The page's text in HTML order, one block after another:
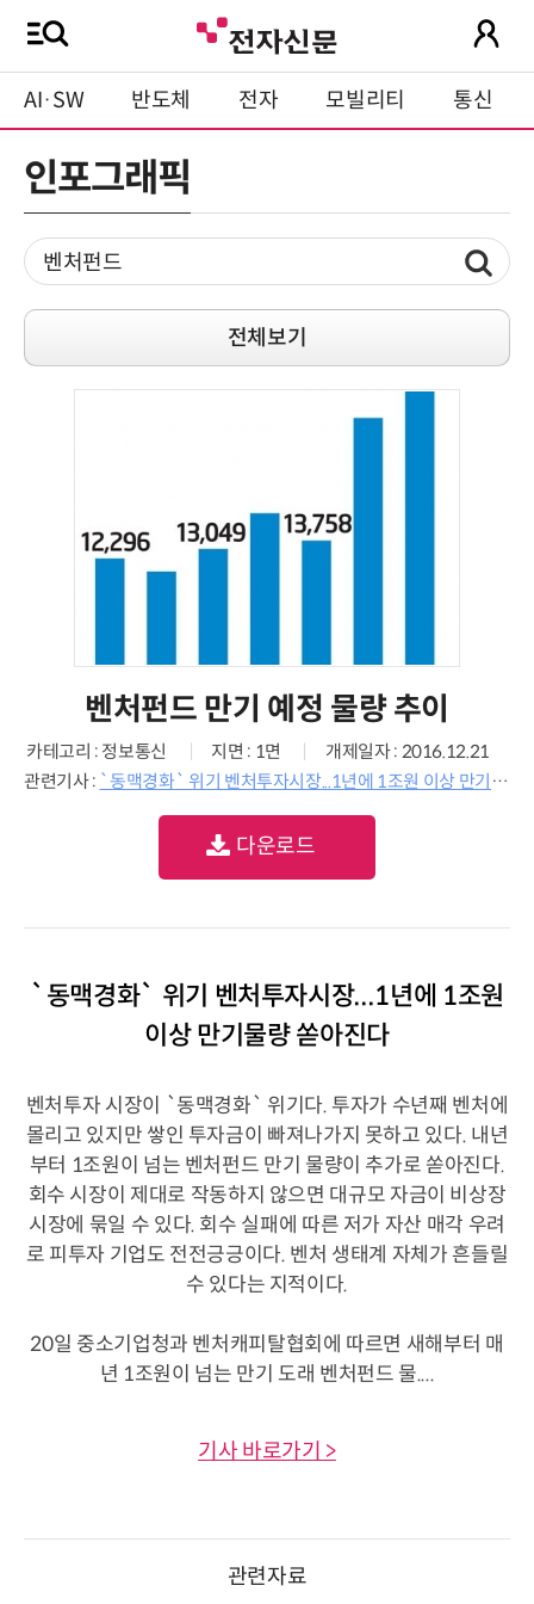
AI·SW 반도체 전자 모빌리티 통신
인포그래픽
전체보기
벤처펀드 만기 예정 물량 추이
카테고리 : 정보통신 지면 : 1면
개제일자 : 2016.12.21
관련기사 : `동맥경화` 위기 벤처투자시장...1년에 1조원 이상 만기물량 쏟아진다
다운로드
`동맥경화` 위기 벤처투자시장...1년에 1조원
이상 만기물량 쏟아진다
벤처투자 시장이 `동맥경화` 위기다. 투자가 수년째 벤처에
몰리고 있지만 쌓인 투자금이 빠져나가지 못하고 있다. 내년
부터 1조원이 넘는 벤처펀드 만기 물량이 추가로 쏟아진다.
회수 시장이 제대로 작동하지 않으면 대규모 자금이 비상장
시장에 묶일 수 있다. 회수 실패에 따른 저가 자산 매각 우려
로 피투자 기업도 전전긍긍이다. 벤처 생태계 자체가 흔들릴
수 있다는 지적이다.
20일 중소기업청과 벤처캐피탈협회에 따르면 새해부터 매
년 1조원이 넘는 만기 도래 벤처펀드 물....
기사 바로가기 >
관련자료